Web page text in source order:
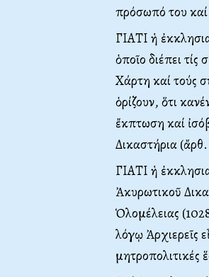
πρόσωπό του
ΓΙΑΤΙ ἡ
ὁποῖο διέπει
Χάρτη καί τούς
ὁρίζουν, ὅτι
ἔκπτωση καί
Δικαστήρια
ΓΙΑΤΙ ἡ
Ἀκυρωτικοῦ
Ὁλομέλειας
λόγῳ Ἀρχιερεῖς
μητροπολιτικές